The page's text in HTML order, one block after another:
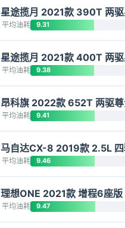
星途揽月 2021款 390T 两
平均油耗 9.31
星途揽月 2021款 400T 两
平均油耗 9.38
昂科旗 2022款 652T 两驱
平均油耗 9.41
马自达CX-8 2019款 2.5L
平均油耗 9.46
理想ONE 2021款 增程6座版
平均油耗 9.47